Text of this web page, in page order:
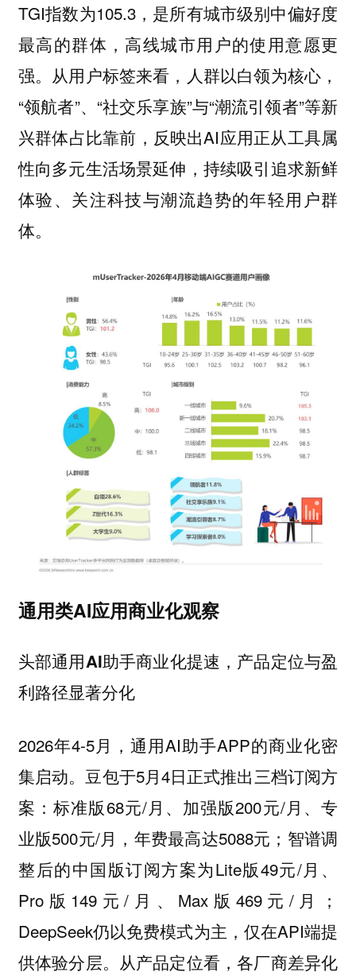
TGI指数为105.3，是所有城市级别中偏好度
最高的群体，高线城市用户的使用意愿更
强。从用户标签来看，人群以白领为核心，
“领航者”、“社交乐享族”与“潮流引领者”等新
兴群体占比靠前，反映出AI应用正从工具属
性向多元生活场景延伸，持续吸引追求新鲜
体验、关注科技与潮流趋势的年轻用户群
体。
通用类AI应用商业化观察
头部通用AI助手商业化提速，产品定位与盈
利路径显著分化
2026年4-5月，通用AI助手APP的商业化密
集启动。豆包于5月4日正式推出三档订阅方
案：标准版68元/月、加强版200元/月、专
业版500元/月，年费最高达5088元；智谱调
整后的中国版订阅方案为Lite版49元/月、
Pro版149元/月、Max版469元/月；
DeepSeek仍以免费模式为主，仅在API端提
供体验分层。从产品定位看，各厂商差异化